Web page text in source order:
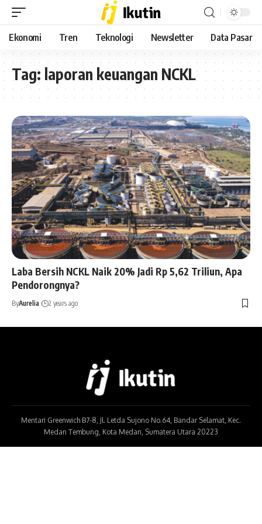
Ekonomi Tren Teknologi Newsletter Data Pasar
Tag: laporan keuangan NCKL
Laba Bersih NCKL Naik 20% Jadi Rp 5,62 Triliun, Apa
Pendorongnya?
ByAurelia 2 years ago
Mentari Greenwich B7-8, Jl. Letda Sujono No.64, Bandar Selamat, Kec.
Medan Tembung, Kota Medan, Sumatera Utara 20223